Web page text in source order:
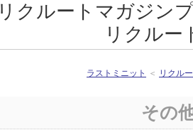
リクルートマガジン
リクルー
ラストミニット ＜ リクル
その